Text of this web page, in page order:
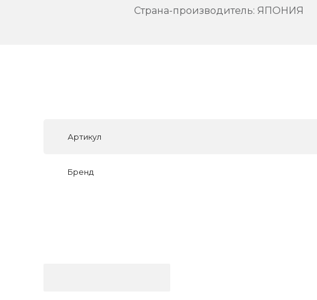
Страна-производитель: ЯПОНИЯ
Артикул
Бренд